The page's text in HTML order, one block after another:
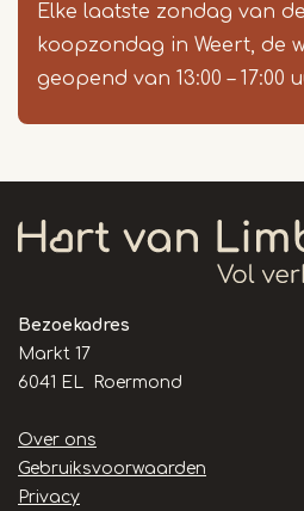
Elke laatste zondag van
koopzondag in Weert, de
geopend van 13:00 – 17:00
Bezoekadres
Markt 17
6041 EL Roermond
Handige
links
Over ons
Gebruiksvoorwaarden
Privacy